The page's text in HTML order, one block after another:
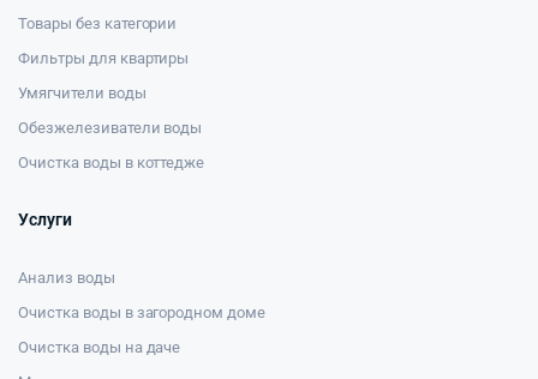
Товары без категории
Фильтры для квартиры
Умягчители воды
Обезжелезиватели воды
Очистка воды в коттедже
Услуги
Анализ воды
Очистка воды в загородном доме
Очистка воды на даче